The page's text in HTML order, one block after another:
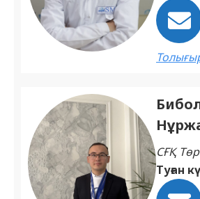
СҒҚ
Туған